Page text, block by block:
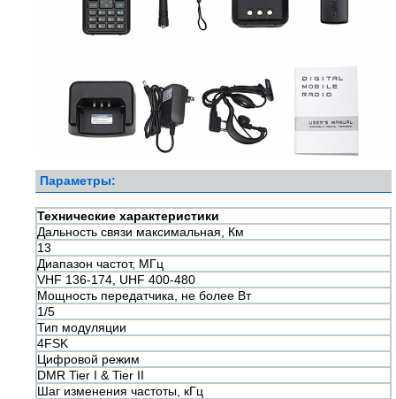
Параметры:
Технические характеристики
Дальность связи максимальная, Км
13
Диапазон частот, МГц
VHF 136-174, UHF 400-480
Мощность передатчика, не более Вт
1/5
Тип модуляции
4FSK
Цифровой режим
DMR Tier I & Tier II
Шаг изменения частоты, кГц